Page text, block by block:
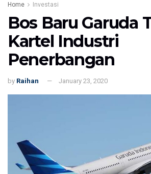
Home Investasi
Bos Baru Garuda
Kartel Industri
Penerbangan
by Raihan January 23, 2020